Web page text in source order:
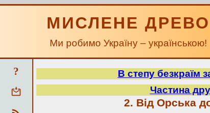
МИСЛЕНЕ ДРЕВО
Ми робимо Україну – українською!
?
В степу безкраїм
Частина
2. Від Орська